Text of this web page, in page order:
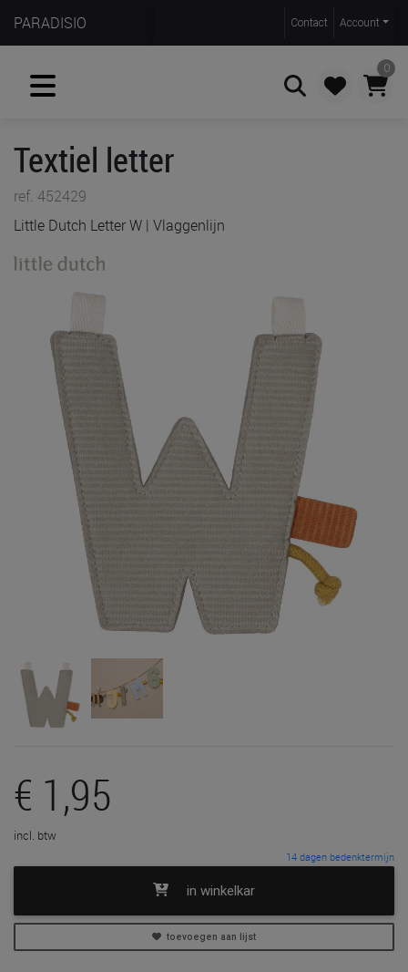
PARADISIO Contact Account
0
Textiel letter
ref. 452429
Little Dutch Letter W | Vlaggenlijn
€ 1,95
incl. btw
14 dagen bedenktermijn
in winkelkar
toevoegen aan lijst